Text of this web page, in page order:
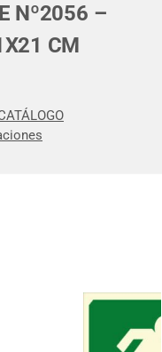
Nº2056 –
CM